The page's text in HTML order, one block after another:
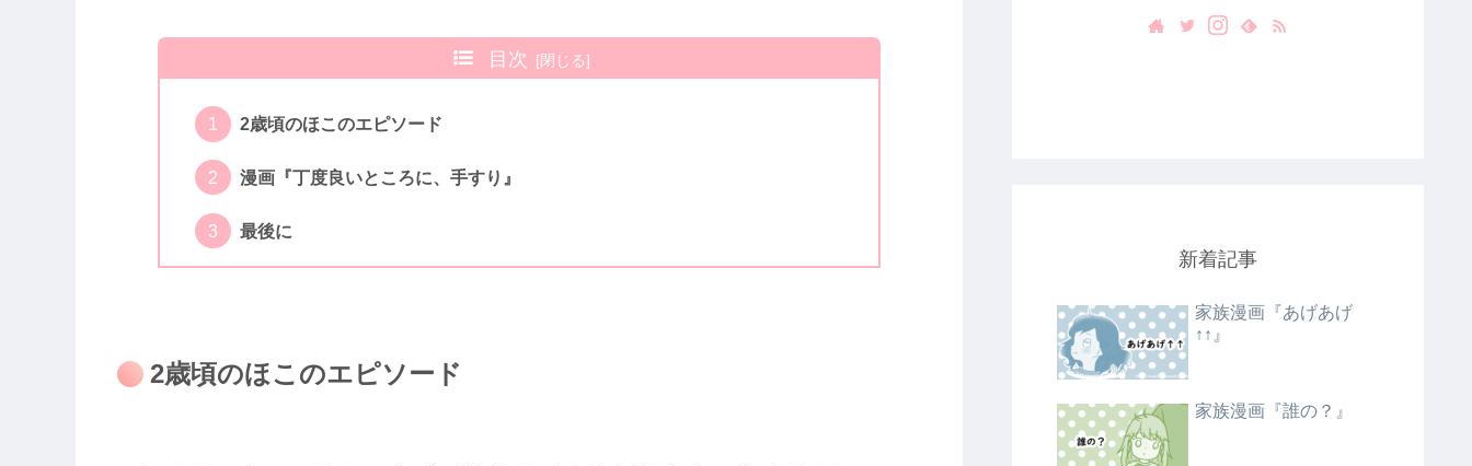
目次
2歳頃のほこのエピソード
漫画『丁度良いところに、手すり』
最後に
2歳頃のほこのエピソード
新着記事
家族漫画『あげあげ
↑↑』
家族漫画『誰の？』